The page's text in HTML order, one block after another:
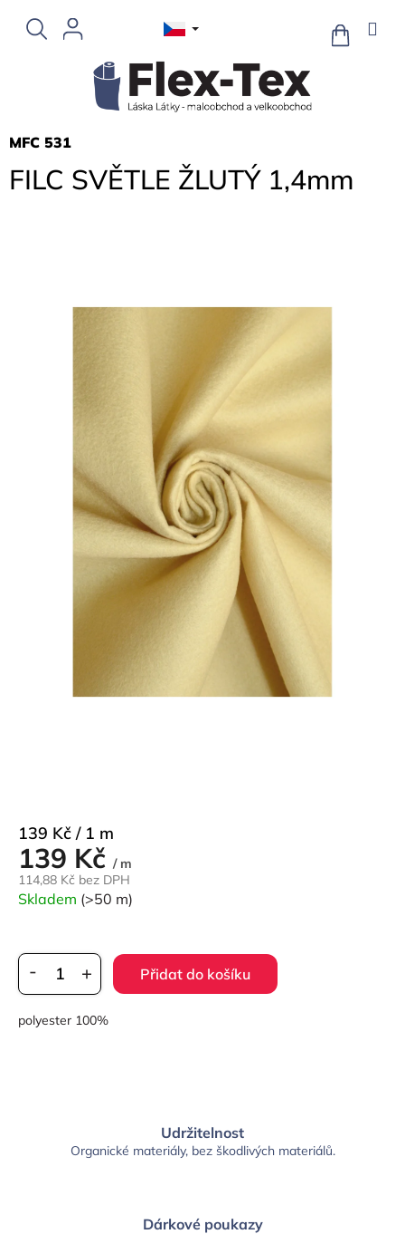
obsah
NÁKUPNÍ
KOŠÍK
FILC SVĚTLE ŽLUTÝ 1,4mm
MFC 531
139 Kč / m
114,88 Kč bez DPH
Měrná
cena:
139 Kč / 1 m
Skladem (>50 m)
Přidat do košíku
polyester 100%
Udržitelnost
Organické materiály, bez škodlivých materiálů.
Dárkové poukazy